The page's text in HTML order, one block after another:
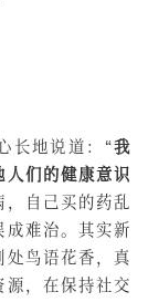
长地说道：“我
人们的健康意识
，自己买的药乱
成难治。其实新
处鸟语花香，真
源，在保持社交